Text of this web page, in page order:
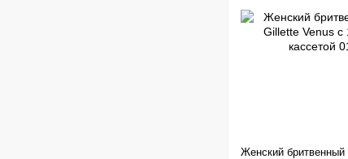
Женский бритвенный